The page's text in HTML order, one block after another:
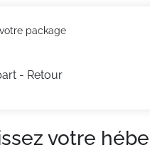
package
- Retour
votre